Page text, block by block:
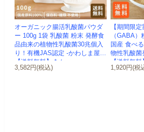
オーガニック腸活乳酸菌パウダ
ー 100g 1袋 乳酸菌 粉末 発酵食
品由来の植物性乳酸菌30兆個入
り！有機JAS認定 -かわしま屋-
【送料無料】 *メ...
3,582円(税込)
【期間限
（GABA
国産 食べ
物性乳酸菌
【送料無
送...
1,920円(税